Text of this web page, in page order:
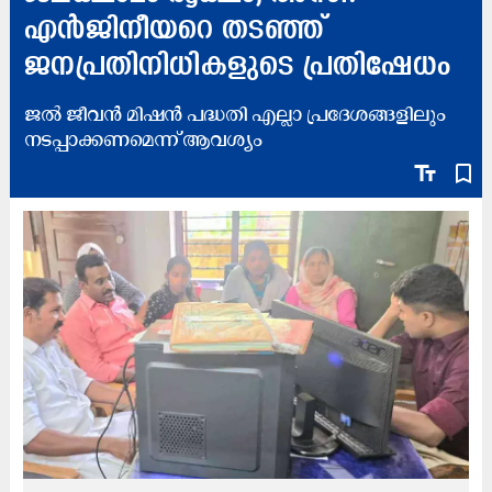
എൻജിനീയറെ തടഞ്ഞ്
ജനപ്രതിനിധികളുടെ പ്രതിഷേധം
text_fields bookmark_border
ജൽ ജീവൻ മിഷൻ പദ്ധതി എല്ലാ പ്രദേശങ്ങളിലും
നടപ്പാക്കണമെന്ന് ആവശ്യം